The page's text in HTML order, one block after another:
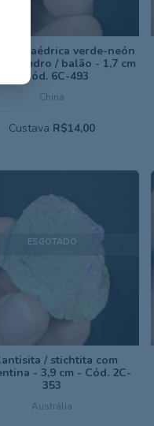
China
octaédrica verde-neón
/ octaedro / balão - 1,7 cm
- Cód. 6C-493
Custava R$14,00
ESGOTADO
Austrália
/ stichtita com
- 3,9 cm - Cód. 2C-
353